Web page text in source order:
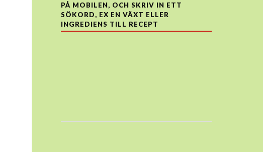
PÅ MOBILEN, OCH SKRIV IN ETT
SÖKORD, EX EN VÄXT ELLER
INGREDIENS TILL RECEPT